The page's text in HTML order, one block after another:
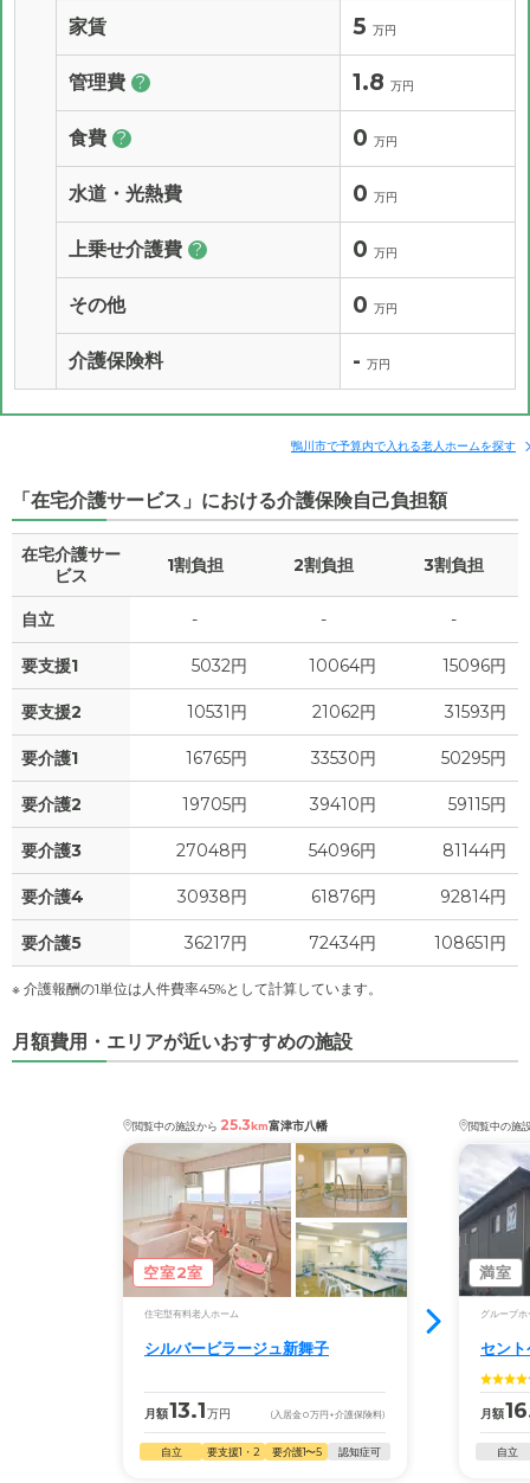
家賃 5 万円
管理費 ? 1.8 万円
食費 ? 0 万円
水道・光熱費 0 万円
上乗せ介護費 ? 0 万円
その他 0 万円
介護保険料 - 万円
鴨川市で予算内で入れる老人ホームを探す
「在宅介護サービス」における介護保険自己負担額
在宅介護サー
ビス
1割負担 2割負担 3割負担
自立 - - -
要支援1 5032円 10064円 15096円
要支援2 10531円 21062円 31593円
要介護1 16765円 33530円 50295円
要介護2 19705円 39410円 59115円
要介護3 27048円 54096円 81144円
要介護4 30938円 61876円 92814円
要介護5 36217円 72434円 108651円
※ 介護報酬の1単位は人件費率45%として計算しています。
月額費用・エリアが近いおすすめの施設
閲覧中の施設から 25.3km富津市八幡
空室2室
住宅型有料老人ホーム
シルバービラージュ新舞子
月額13.1万円 (入居金0万円 +介護保険料)
自立 要支援1・2 要介護1〜5 認知症可
閲覧中の施
満室
グループホ
セン
月額
自立